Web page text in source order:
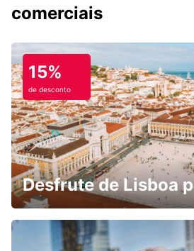
comerciais
15%
de desconto
Desfrute de Lisboa